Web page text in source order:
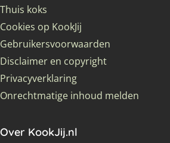
Thuis koks
Cookies op KookJij
Gebruikersvoorwaarden
Disclaimer en copyright
Privacyverklaring
Onrechtmatige inhoud melden
Over KookJij.nl